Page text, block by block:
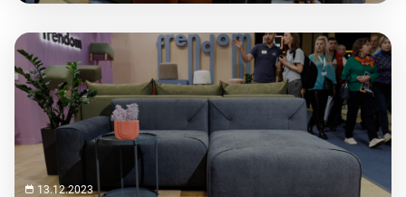
13.12.2023